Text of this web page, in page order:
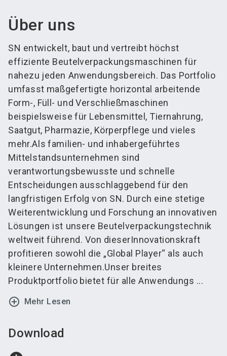
Über uns
SN entwickelt, baut und vertreibt höchst
effiziente Beutelverpackungsmaschinen für
nahezu jeden Anwendungsbereich. Das Portfolio
umfasst maßgefertigte horizontal arbeitende
Form-, Füll- und Verschließmaschinen
beispielsweise für Lebensmittel, Tiernahrung,
Saatgut, Pharmazie, Körperpflege und vieles
mehr.Als familien- und inhabergeführtes
Mittelstandsunternehmen sind
verantwortungsbewusste und schnelle
Entscheidungen ausschlaggebend für den
langfristigen Erfolg von SN. Durch eine stetige
Weiterentwicklung und Forschung an innovativen
Lösungen ist unsere Beutelverpackungstechnik
weltweit führend. Von dieserInnovationskraft
profitieren sowohl die „Global Player“ als auch
kleinere Unternehmen.Unser breites
Produktportfolio bietet für alle Anwendungs ...
add_circle_outline Mehr Lesen
Download